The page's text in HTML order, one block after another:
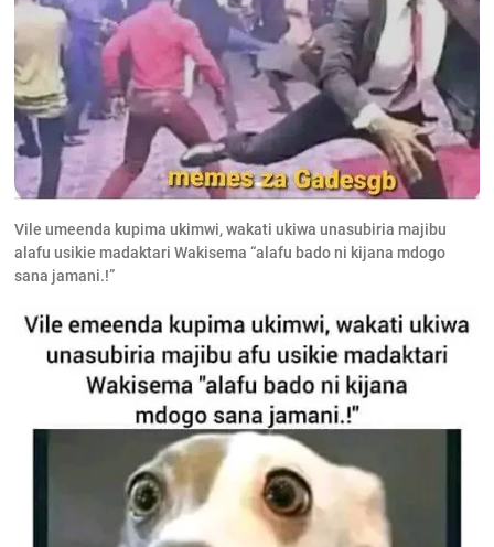
Vile umeenda kupima ukimwi, wakati ukiwa unasubiria majibu
alafu usikie madaktari Wakisema “alafu bado ni kijana mdogo
sana jamani.!”